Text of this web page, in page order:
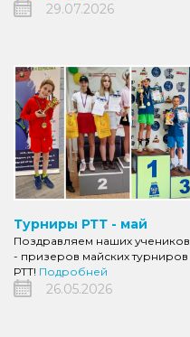
29.07.2026
Турниры РТТ - май
Поздравляем наших учеников
- призеров майских турниров
РТТ! Подробней
26.05.2026